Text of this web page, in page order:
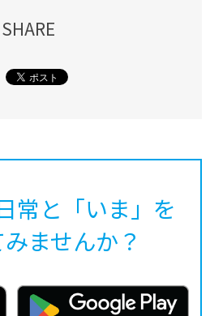
SHARE
常と「いま」を
ませんか？